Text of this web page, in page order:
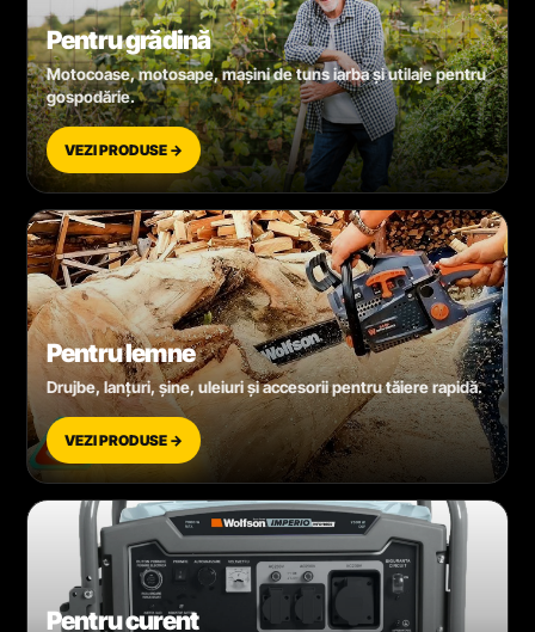
Pentru grădină
Motocoase, motosape, mașini de tuns iarba și utilaje pentru
gospodărie.
VEZI PRODUSE →
Pentru lemne
Drujbe, lanțuri, șine, uleiuri și accesorii pentru tăiere rapidă.
VEZI PRODUSE →
Pentru curent